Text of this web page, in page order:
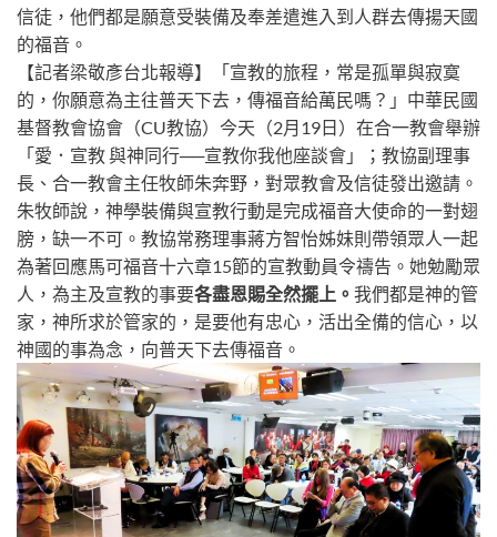
信徒，他們都是願意受裝備及奉差遣進入到人群去傳揚天國
的福音。
【記者梁敬彥台北報導】「宣教的旅程，常是孤單與寂寞
的，你願意為主往普天下去，傳福音給萬民嗎？」中華民國
基督教會協會（CU教協）今天（2月19日）在合一教會舉辦
「愛．宣教 與神同行──宣教你我他座談會」；教協副理事
長、合一教會主任牧師朱奔野，對眾教會及信徒發出邀請。
朱牧師說，神學裝備與宣教行動是完成福音大使命的一對翅
膀，缺一不可。教協常務理事蔣方智怡姊妹則帶領眾人一起
為著回應馬可福音十六章15節的宣教動員令禱告。她勉勵眾
人，為主及宣教的事要各盡恩賜全然擺上。 我們都是神的管
家，神所求於管家的，是要他有忠心，活出全備的信心，以
神國的事為念，向普天下去傳福音。